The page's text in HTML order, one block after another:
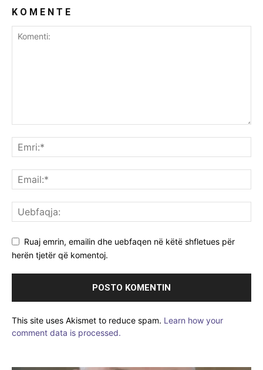
K O M E N T E
Ruaj emrin, emailin dhe uebfaqen në këtë shfletues për
herën tjetër që komentoj.
This site uses Akismet to reduce spam. Learn how your
comment data is processed.